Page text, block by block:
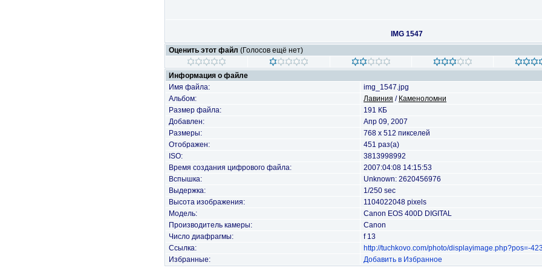
IMG 1547
Оценить этот файл (Голосов ещё нет)
Информация о файле
Имя файла:
img_1547.jpg
Альбом:
Лавиния / Каменоломни
Размер файла:
191 КБ
Добавлен:
Апр 09, 2007
Размеры:
768 x 512 пикселей
Отображен:
451 раз(а)
ISO:
3813998992
Время создания цифрового файла:
2007:04:08 14:15:53
Вспышка:
Unknown: 2620456976
Выдержка:
1/250 sec
Высота изображения:
1104022048 pixels
Модель:
Canon EOS 400D DIGITAL
Производитель камеры:
Canon
Число диафрагмы:
f 13
Ссылка:
http://tuchkovo.com/photo/displayimage.php?pos=-
Избранные:
Добавить в Избранное